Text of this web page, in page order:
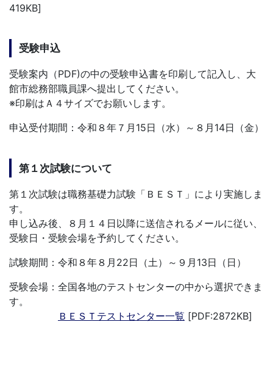
419KB]
受験申込
受験案内（PDF)の中の受験申込書を印刷して記入し、大
館市総務部職員課へ提出してください。
※印刷はＡ４サイズでお願いします。
申込受付期間：令和８年７月15日（水）～８月14日（金）
第１次試験について
第１次試験は職務基礎力試験「ＢＥＳＴ」により実施しま
す。
申し込み後、８月１４日以降に送信されるメールに従い、
受験日・受験会場を予約してください。
試験期間：令和８年８月22日（土）～９月13日（日）
受験会場：全国各地のテストセンターの中から選択できま
す。
ＢＥＳＴテストセンター一覧 [PDF:2872KB]